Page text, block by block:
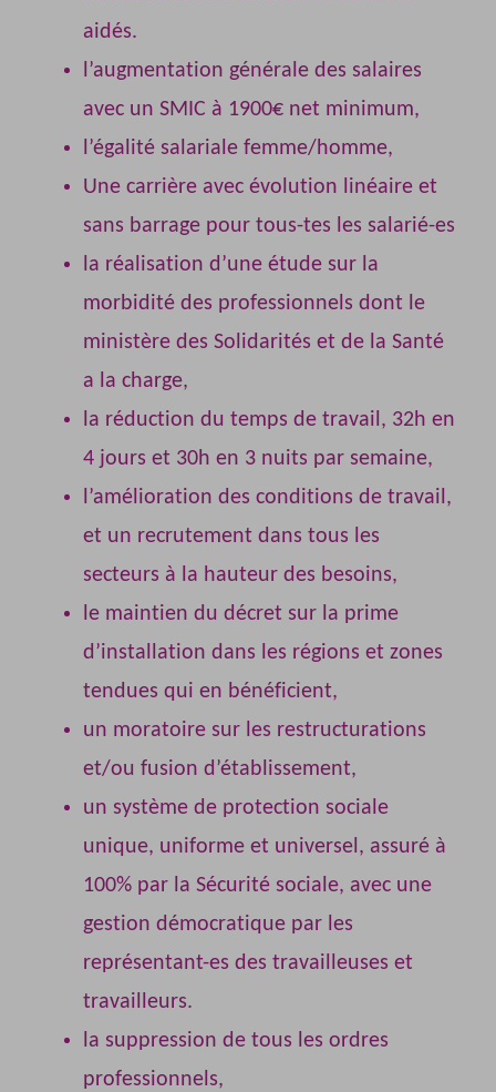
aidés.
l’augmentation générale des salaires
avec un SMIC à 1900€ net minimum,
l’égalité salariale femme/homme,
Une carrière avec évolution linéaire et
sans barrage pour tous-tes les salarié-es
la réalisation d’une étude sur la
morbidité des professionnels dont le
ministère des Solidarités et de la Santé
a la charge,
la réduction du temps de travail, 32h en
4 jours et 30h en 3 nuits par semaine,
l’amélioration des conditions de travail,
et un recrutement dans tous les
secteurs à la hauteur des besoins,
le maintien du décret sur la prime
d’installation dans les régions et zones
tendues qui en bénéficient,
un moratoire sur les restructurations
et/ou fusion d’établissement,
un système de protection sociale
unique, uniforme et universel, assuré à
100% par la Sécurité sociale, avec une
gestion démocratique par les
représentant-es des travailleuses et
travailleurs.
la suppression de tous les ordres
professionnels,